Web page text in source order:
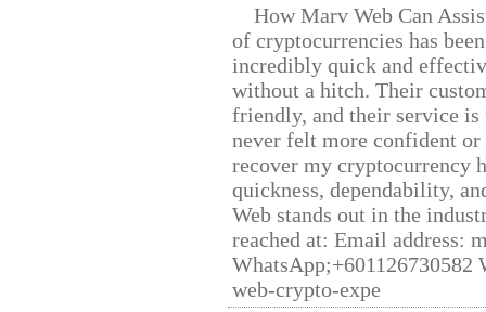
How Marv Web Can
of cryptocurrencies has
incredibly quick and
without a hitch. Their
friendly, and their service
never felt more confident
recover my cryptocurrency
quickness, dependability,
Web stands out in the
reached at: Email address:
web-crypto-expe